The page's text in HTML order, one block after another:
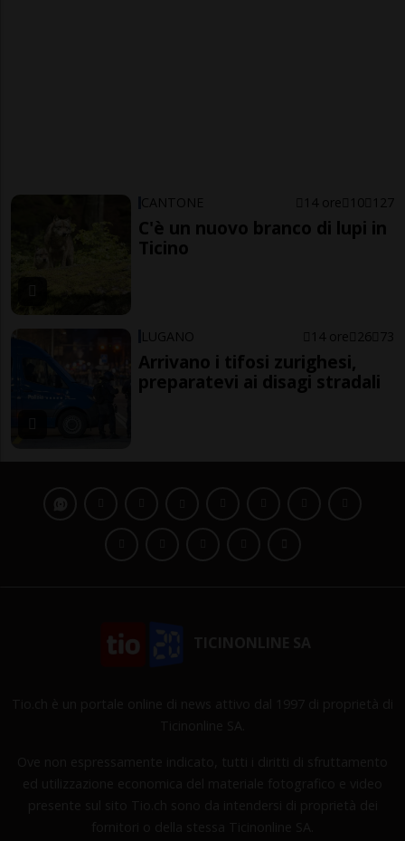
CANTONE 14 ore 10 127
C'è un nuovo branco di lupi in
Ticino
LUGANO 14 ore 26 73
Arrivano i tifosi zurighesi,
preparatevi ai disagi stradali